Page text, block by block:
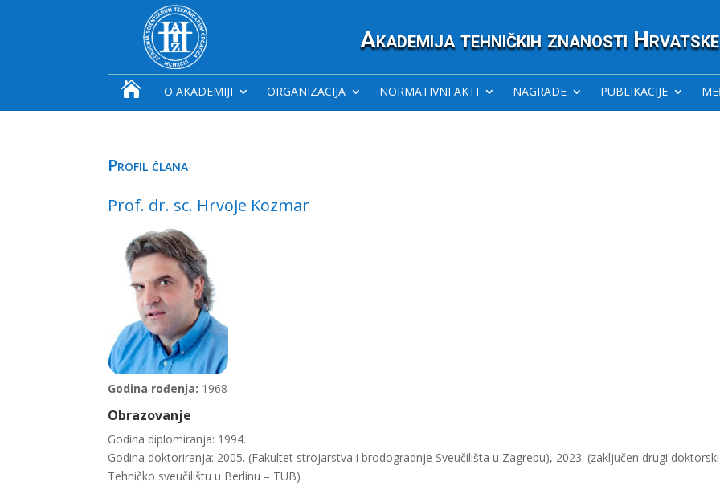
Akademija tehničkih znanosti Hrvatske
 O AKADEMIJI ORGANIZACIJA NORMATIVNI AKTI NAGRADE PUBLIKACIJE
Profil člana
Prof. dr. sc. Hrvoje Kozmar
Godina rođenja: 1968
Obrazovanje
Godina diplomiranja: 1994.
Godina doktoriranja: 2005. (Fakultet strojarstva i brodogradnje Sveučilišta u Zagrebu), 2023. (zaključen drugi
Tehničko sveučilištu u Berlinu – TUB)